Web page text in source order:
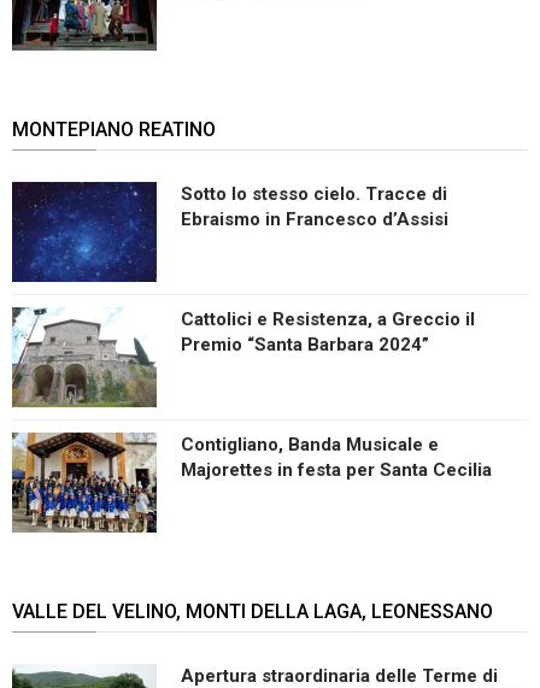
MONTEPIANO REATINO
Sotto lo stesso cielo. Tracce di
Ebraismo in Francesco d’Assisi
Cattolici e Resistenza, a Greccio il
Premio “Santa Barbara 2024”
Contigliano, Banda Musicale e
Majorettes in festa per Santa Cecilia
VALLE DEL VELINO, MONTI DELLA LAGA, LEONESSANO
Apertura straordinaria delle Terme di